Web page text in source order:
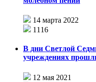
14 марта 2022
1116
В дни Светлой
учреждениях
12 мая 2021